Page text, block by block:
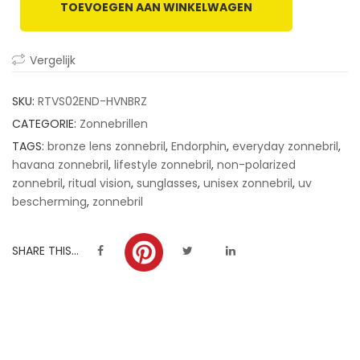
customer
ratings
TOEVOEGEN AAN WINKELWAGEN
Vergelijk
SKU: RTVS02END-HVNBRZ
CATEGORIE: Zonnebrillen
TAGS: bronze lens zonnebril, Endorphin, everyday zonnebril,
havana zonnebril, lifestyle zonnebril, non-polarized
zonnebril, ritual vision, sunglasses, unisex zonnebril, uv
bescherming, zonnebril
SHARE THIS...